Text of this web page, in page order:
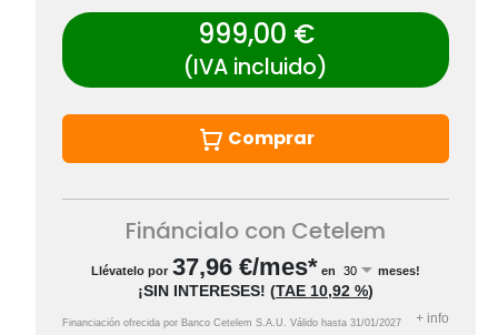
999,00 €
(IVA incluido)
Comprar
Fináncialo con Cetelem
Llévatelo por 37,96 €/mes* en meses!
¡SIN INTERESES! (TAE 10,92 %)
Financiación ofrecida por Banco Cetelem S.A.U. Válido hasta 31/01/2027 + info